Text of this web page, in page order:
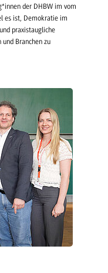
der DHBW im vom
es ist, Demokratie im
praxistaugliche
Branchen zu